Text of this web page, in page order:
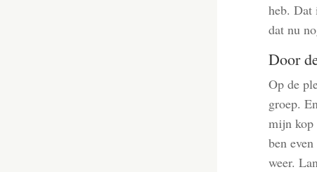
heb.
dat nu
Door
Op de
groep.
mijn kop
ben
weer.